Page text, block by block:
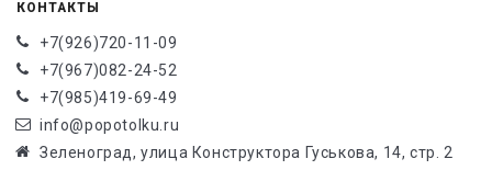
КОНТАКТЫ
+7(926)720-11-09
+7(967)082-24-52
+7(985)419-69-49
info@popotolku.ru
Зеленоград, улица Конструктора Гуськова, 14, стр. 2